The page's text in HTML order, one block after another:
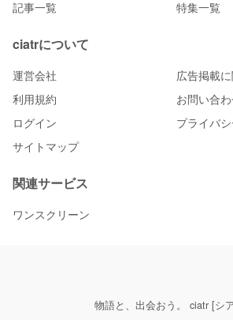
記事一覧 特集一覧
ciatrについて
運営会社
広告掲載
利用規約
お問い合
ログイン
プライバ
サイトマップ
関連サービス
ワンスクリーン
物語と、出会おう。 ciatr [シ